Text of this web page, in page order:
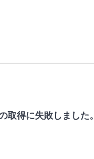
取得に失敗しました。